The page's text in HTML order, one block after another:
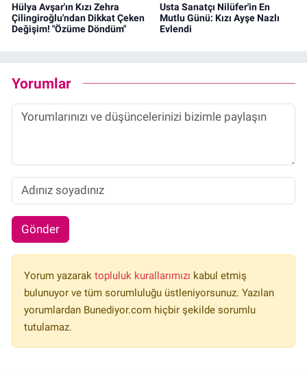
Hülya Avşar'ın Kızı Zehra
Çilingiroğlu'ndan Dikkat Çeken
Değişim! "Özüme Döndüm"
Usta Sanatçı Nilüfer'in En
Mutlu Günü: Kızı Ayşe Nazlı
Evlendi
Yorumlar
Gönder
Yorum yazarak topluluk kurallarımızı kabul etmiş
bulunuyor ve tüm sorumluluğu üstleniyorsunuz. Yazılan
yorumlardan Bunediyor.com hiçbir şekilde sorumlu
tutulamaz.